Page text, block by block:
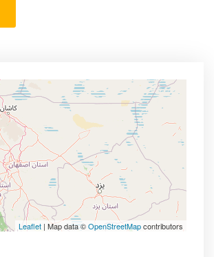
Leaflet | Map data ©OpenStreetMapcontributors